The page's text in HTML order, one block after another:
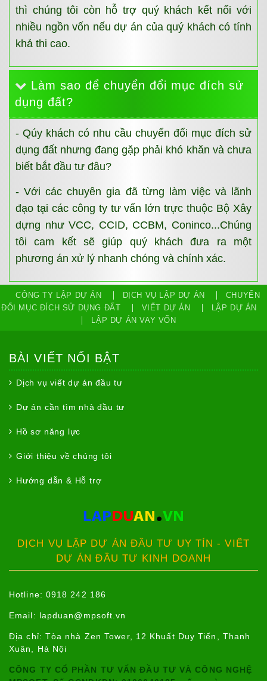
thì chúng tôi còn hỗ trợ quý khách kết nối với
nhiều ngồn vốn nếu dự án của quý khách có tính
khả thi cao.
Làm sao để chuyển đổi mục đích sử
dụng đất?
- Qúy khách có nhu cầu chuyển đổi mục đích sử
dụng đất nhưng đang gặp phải khó khăn và chưa
biết bắt đầu tư đâu?
- Với các chuyên gia đã từng làm việc và lãnh
đạo tại các công ty tư vấn lớn trực thuộc Bộ Xây
dựng như VCC, CCID, CCBM, Coninco...Chúng
tôi cam kết sẽ giúp quý khách đưa ra một
phương án xử lý nhanh chóng và chính xác.
CÔNG TY LẬP DỰ ÁN DỊCH VỤ LẬP DỰ ÁN
CHUYỂN
ĐỔI MỤC ĐÍCH SỬ DỤNG ĐẤT
VIẾT DỰ ÁN
LẬP DỰ ÁN
LẬP DỰ ÁN VAY VỐN
BÀI VIẾT NỔI BẬT
Dịch vụ viết dự án đầu tư
Dự án cần tìm nhà đầu tư
Hồ sơ năng lực
Giới thiệu về chúng tôi
Hướng dẫn & Hỗ trợ
DỊCH VỤ LẬP DỰ ÁN ĐẦU TƯ UY TÍN - VIẾT
DỰ ÁN ĐẦU TƯ KINH DOANH
Hotline: 0918 242 186
Email: lapduan@mpsoft.vn
Địa chỉ: Tòa nhà Zen Tower, 12 Khuất Duy Tiến, Thanh
Xuân, Hà Nội
CÔNG TY CỔ PHẦN TƯ VẤN ĐẦU TƯ VÀ CÔNG NGHỆ